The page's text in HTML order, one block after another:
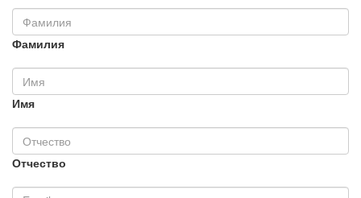
Фамилия
Имя
Отчество